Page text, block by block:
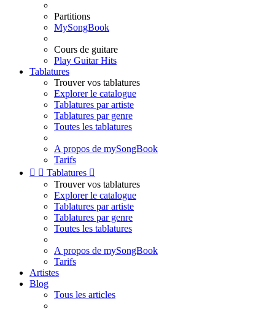
Partitions
MySongBook
Cours de guitare
Play Guitar Hits
Tablatures
Trouver vos tablatures
Explorer le catalogue
Tablatures par artiste
Tablatures par genre
Toutes les tablatures
A propos de mySongBook
Tarifs
  Tablatures 
Trouver vos tablatures
Explorer le catalogue
Tablatures par artiste
Tablatures par genre
Toutes les tablatures
A propos de mySongBook
Tarifs
Artistes
Blog
Tous les articles